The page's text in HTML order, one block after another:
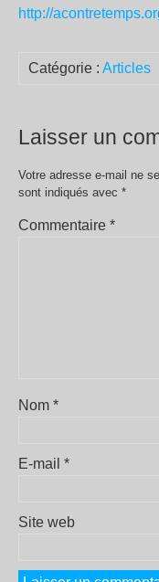
http://
Catégorie : Articles
Laisser un
Votre adresse e-mail ne
sont indiqués avec *
Commentaire *
Nom *
E-mail *
Site web